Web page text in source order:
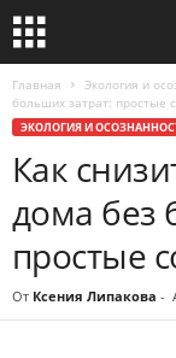
Главная Экология и
больших затрат: простые
ЭКОЛОГИЯ И
Как
дома без
простые
От Ксения Липакова -